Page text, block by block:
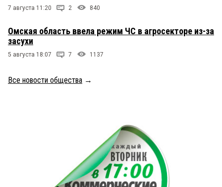
7 августа 11:20 2 840
Омская область ввела режим ЧС в агросекторе из-за
засухи
5 августа 18:07 7 1137
Все новости общества →